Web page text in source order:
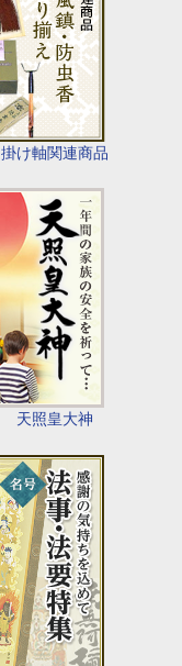
掛け軸関連商品
天照皇大神